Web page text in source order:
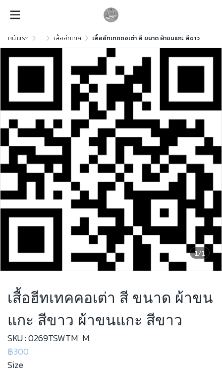
หน้าแรก ... เสื้อฮีทเทค เสื้อฮีทเทคคอเต่า สี ขนาด ผ้าขนแกะ สีขาว ผ้าขนแกะ สีขาว
1/1
เสื้อฮีทเทคคอเต่า สี ขนาด ผ้าขน
แกะ สีขาว ผ้าขนแกะ สีขาว
SKU : 0269TSWTM M
฿300
Size